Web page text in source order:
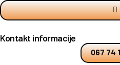
Kontakt informacije
067 74